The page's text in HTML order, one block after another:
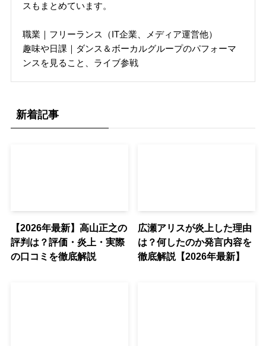
スもまとめています。
職業｜フリーランス（IT企業、メディア運営他）
趣味や日課｜ダンス＆ボーカルグループのパフォーマ
ンスを見ること、ライブ参戦
新着記事
【2026年最新】高山正之の
評判は？評価・炎上・実際
の口コミを徹底解説
広瀬アリスが炎上した理由
は？何したのか発言内容を
徹底解説【2026年最新】